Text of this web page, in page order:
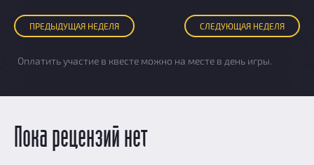
ПРЕДЫДУЩАЯ НЕДЕЛЯ СЛЕДУЮЩАЯ НЕДЕЛЯ
Оплатить участие в квесте можно на месте в день игры.
Пока рецензий нет